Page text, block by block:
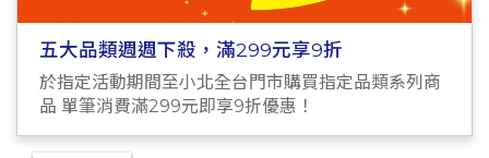
五大品類週週下殺，滿299元享9折
於指定活動期間至小北全台門市購買指定品類系列商
品 單筆消費滿299元即享9折優惠！